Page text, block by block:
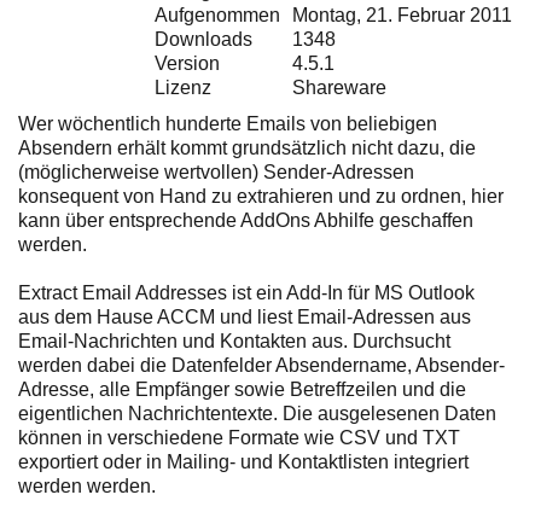
Aufgenommen
Montag, 21. Februar 2011
Downloads
1348
Version
4.5.1
Lizenz
Shareware
Wer wöchentlich hunderte Emails von beliebigen
Absendern erhält kommt grundsätzlich nicht dazu, die
(möglicherweise wertvollen) Sender-Adressen
konsequent von Hand zu extrahieren und zu ordnen, hier
kann über entsprechende AddOns Abhilfe geschaffen
werden.
Extract Email Addresses ist ein Add-In für MS Outlook
aus dem Hause ACCM und liest Email-Adressen aus
Email-Nachrichten und Kontakten aus. Durchsucht
werden dabei die Datenfelder Absendername, Absender-
Adresse, alle Empfänger sowie Betreffzeilen und die
eigentlichen Nachrichtentexte. Die ausgelesenen Daten
können in verschiedene Formate wie CSV und TXT
exportiert oder in Mailing- und Kontaktlisten integriert
werden werden.
E-Mail bestätigen